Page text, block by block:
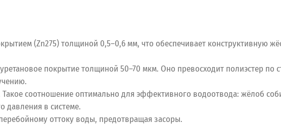
(Zn275) толщиной 0,5–0,6 мм, что обеспечивает конструктивную
покрытие толщиной 50–70 мкм. Оно превосходит полиэстер по
соотношение оптимально для эффективного водоотвода: жёлоб
давления в системе.
оттоку воды, предотвращая засоры.